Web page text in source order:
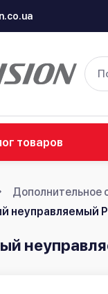
товаров
Дополнительное
неуправляемый